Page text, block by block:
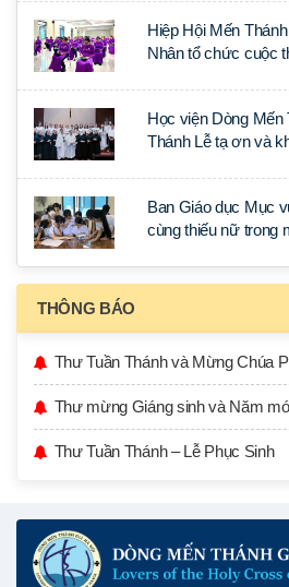
Hiệp Hội Mến
Nhân tổ chức cuộc
Học viện Dòng Mến
Thánh Lễ tạ ơn và
Ban Giáo dục Mục
cùng thiếu nữ trong
THÔNG BÁO
Thư Tuần Thánh và Mừng Chúa
Thư mừng Giáng sinh và Năm
Thư Tuần Thánh – Lễ Phục Sinh